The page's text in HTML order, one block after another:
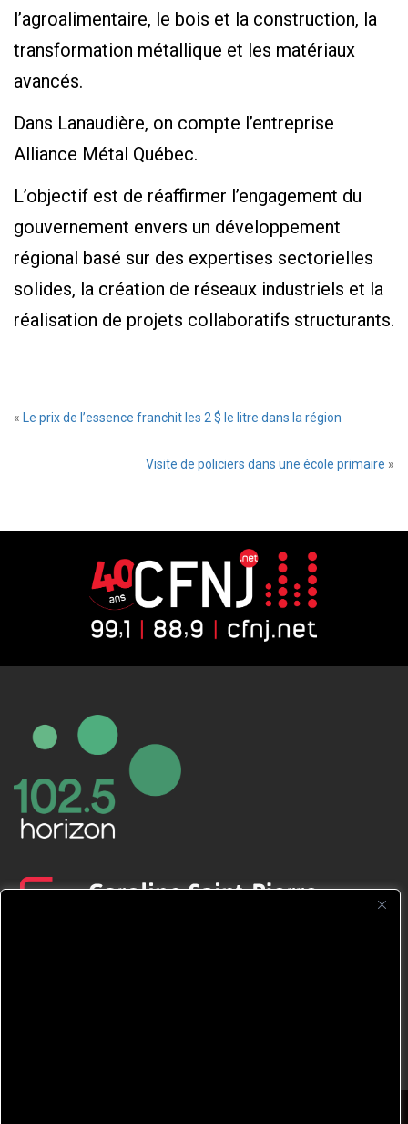
l’agroalimentaire, le bois et la construction, la
transformation métallique et les matériaux
avancés.
Dans Lanaudière, on compte l’entreprise
Alliance Métal Québec.
L’objectif est de réaffirmer l’engagement du
gouvernement envers un développement
régional basé sur des expertises sectorielles
solides, la création de réseaux industriels et la
réalisation de projets collaboratifs structurants.
« Le prix de l’essence franchit les 2 $ le litre dans la région
Visite de policiers dans une école primaire »